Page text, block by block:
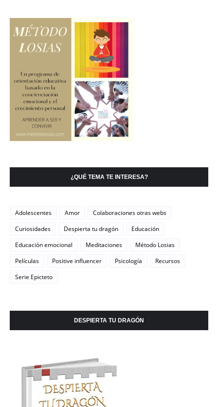
¿QUÉ TEMA TE INTERESA?
Adolescentes Amor
Colaboraciones otras webs
Curiosidades
Despierta tu dragón
Educación
Educación emocional
Meditaciones
Método Losias
Películas
Positive influencer Psicología
Recursos
Serie Epicteto
DESPIERTA TU DRAGÓN